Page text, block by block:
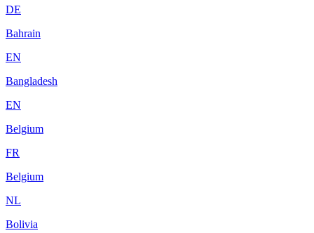
DE
Bahrain
EN
Bangladesh
EN
Belgium
FR
Belgium
NL
Bolivia